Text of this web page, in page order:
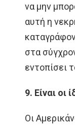
να μην
αυτή η
στα
εντοπίσει
9. Είναι οι
Οι